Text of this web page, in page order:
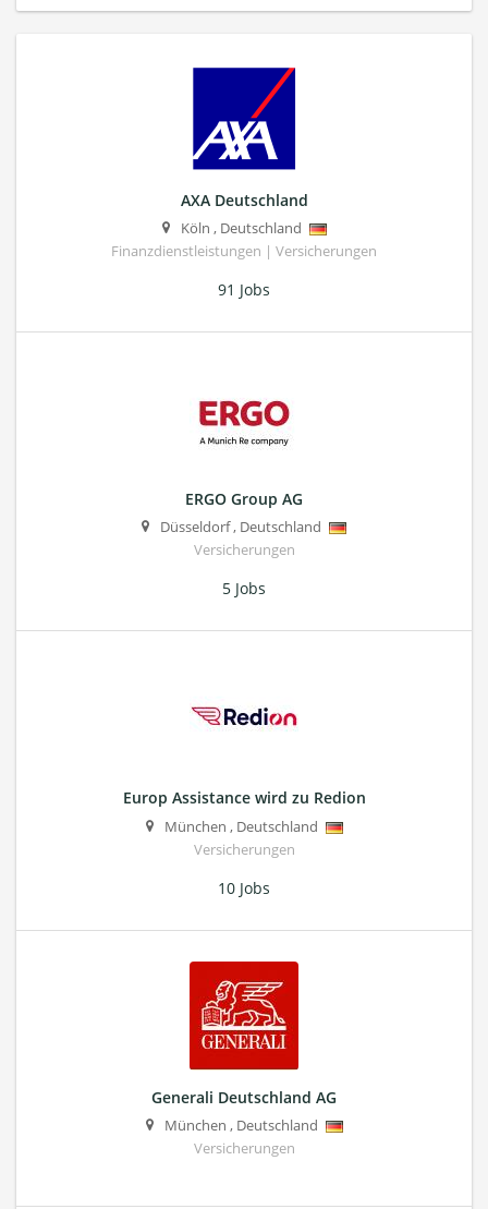
AXA Deutschland
Köln , Deutschland
Finanzdienstleistungen | Versicherungen
91 Jobs
ERGO Group AG
Düsseldorf, Deutschland
Versicherungen
5 Jobs
Europ Assistance wird zu Redion
München , Deutschland
Versicherungen
10 Jobs
Generali Deutschland AG
München , Deutschland
Versicherungen